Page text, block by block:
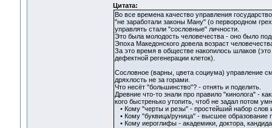
Цитата:
Во все времена качество управления
"не заработали законы Ману" (о первородном
управлять стали "сословные" личности.
Это была молодость человечества - оно было
Эпоха Македонского довела возраст
За это время в обществе накопилось шлаков
дефектной регенерации клеток).
Сословное (варны, цвета социума) управление
дряхлость не за горами.
Что несёт "большинство"? - отнять и поделить.
Древние что-то знали про правило "кинолога" -
кого быстренько утопить, чтоб не задал потом
• Кому "черты и резы" - простейший набор слов
• Кому "буквица/руница" - высшее образование
• Кому иероглифы - академики, доктора,